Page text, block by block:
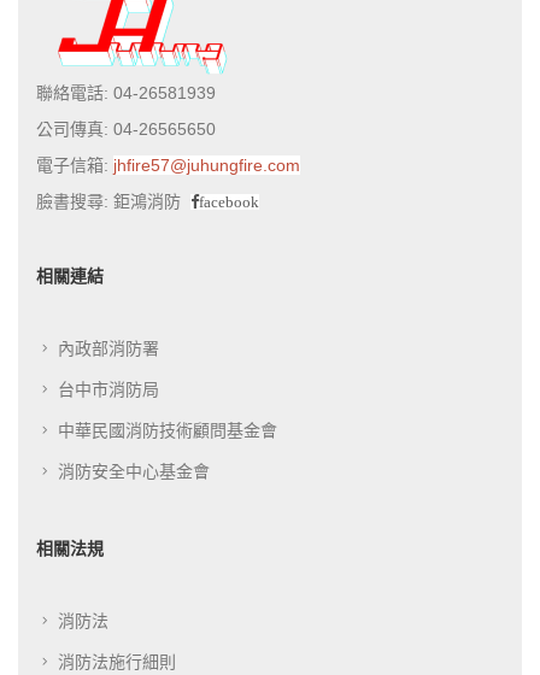
聯絡電話: 04-26581939
公司傳真: 04-26565650
電子信箱: jhfire57@juhungfire.com
臉書搜尋: 鉅鴻消防
facebook
相關連結
內政部消防署
台中市消防局
中華民國消防技術顧問基金會
消防安全中心基金會
相關法規
消防法
消防法施行細則